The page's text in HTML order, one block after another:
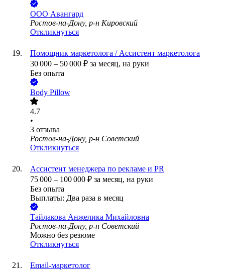
ООО Авангард
Ростов-на-Дону, р-н Кировский
Откликнуться
Помощник маркетолога / Ассистент маркетолога
30 000 – 50 000 ₽ за месяц, на руки
Без опыта
Body Pillow
4.7
•
3 отзыва
Ростов-на-Дону, р-н Советский
Откликнуться
Ассистент менеджера по рекламе и PR
75 000 – 100 000 ₽ за месяц, на руки
Без опыта
Выплаты: Два раза в месяц
Тайлакова Анжелика Михайловна
Ростов-на-Дону, р-н Советский
Можно без резюме
Откликнуться
Email-маркетолог